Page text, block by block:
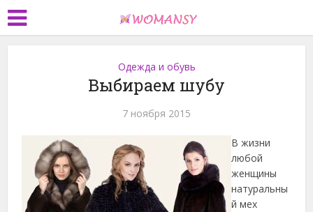
Одежда и обувь
Выбираем шубу
7 ноября 2015
В жизни
любой
женщины
натуральны
й мех